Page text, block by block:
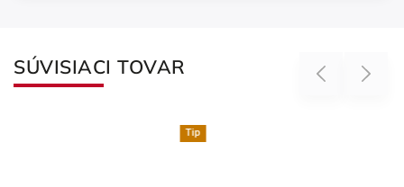
SÚVISIACI TOVAR Previous Next